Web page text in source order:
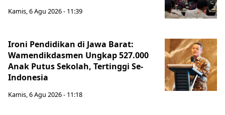
Kamis, 6 Agu 2026 - 11:39
Ironi Pendidikan di Jawa Barat:
Wamendikdasmen Ungkap 527.000
Anak Putus Sekolah, Tertinggi Se-
Indonesia
Kamis, 6 Agu 2026 - 11:18